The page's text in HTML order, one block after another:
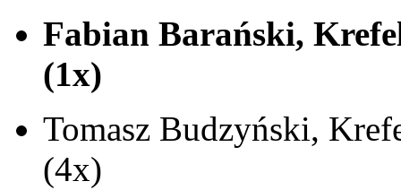
Fabian Barański,
(1x)
Tomasz Budzyński,
(4x)